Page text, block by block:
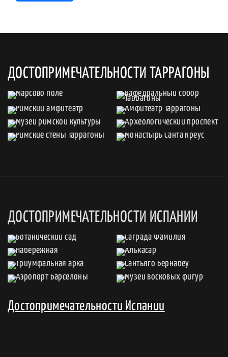
ДОСТОПРИМЕЧАТЕЛЬНОСТИ ТАРРАГОНЫ
ДОСТОПРИМЕЧАТЕЛЬНОСТИ ИСПАНИИ
Достопримечательности Испании